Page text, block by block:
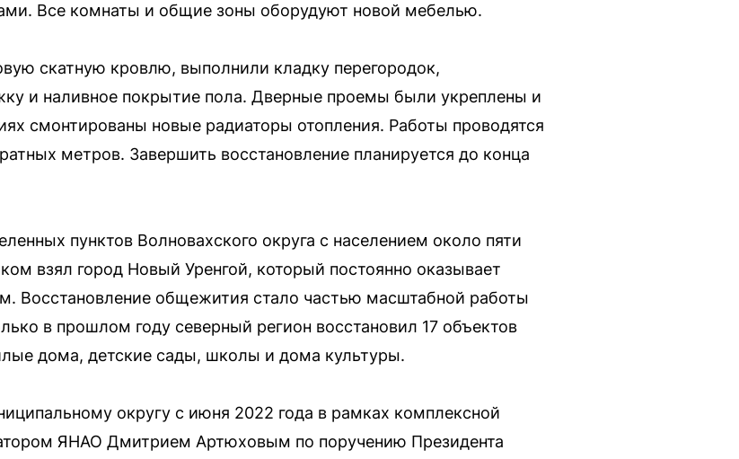
Все комнаты и общие зоны оборудуют новой мебелью.
скатную кровлю, выполнили кладку перегородок,
и наливное покрытие пола. Дверные проемы были укреплены и
смонтированы новые радиаторы отопления. Работы проводятся
метров. Завершить восстановление планируется до конца
пунктов Волновахского округа с населением около пяти
взял город Новый Уренгой, который постоянно оказывает
Восстановление общежития стало частью масштабной работы
в прошлом году северный регион восстановил 17 объектов
дома, детские сады, школы и дома культуры.
округу с июня 2022 года в рамках комплексной
ЯНАО Дмитрием Артюховым по поручению Президента